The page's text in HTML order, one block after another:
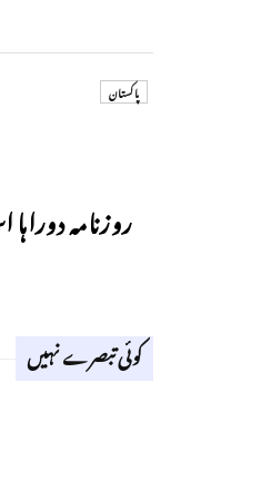
پاکستان
روزنامہ دوراہا اسلام
کوئی تبصرے نہیں